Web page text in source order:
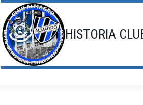
Saltar
al
contenido
HISTORIA